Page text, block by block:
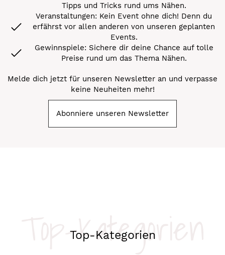
Tipps und Tricks rund ums Nähen.
Veranstaltungen: Kein Event ohne dich! Denn du
erfährst vor allen anderen von unseren geplanten
Events.
Gewinnspiele: Sichere dir deine Chance auf tolle
Preise rund um das Thema Nähen.
Melde dich jetzt für unseren Newsletter an und verpasse
keine Neuheiten mehr!
Abonniere unseren Newsletter
Top-Kategorien
Top-Kategorien